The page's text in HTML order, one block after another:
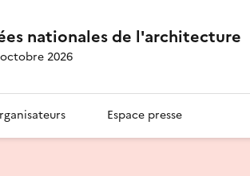
nationales de l'architecture
octobre 2026
Espace presse